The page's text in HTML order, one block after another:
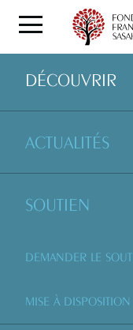
DÉCOUVRIR
ACTUALITÉS
SOUTIEN
DEMANDER LE
MISE À DISPOSITION